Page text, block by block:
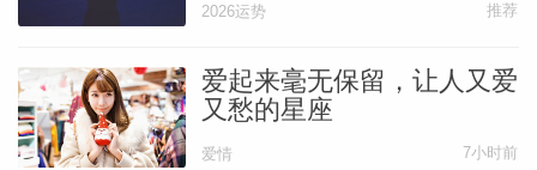
2026运势 推荐
爱起来毫无保留，让人又爱
又愁的星座
爱情 7小时前